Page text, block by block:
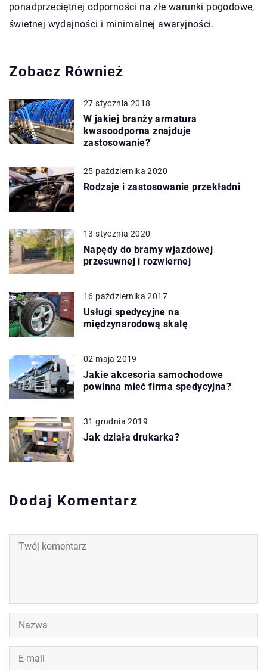
ponadprzeciętnej odporności na złe warunki pogodowe,
świetnej wydajności i minimalnej awaryjności.
Zobacz Również
27 stycznia 2018
W jakiej branży armatura
kwasoodporna znajduje
zastosowanie?
25 października 2020
Rodzaje i zastosowanie przekładni
13 stycznia 2020
Napędy do bramy wjazdowej
przesuwnej i rozwiernej
16 października 2017
Usługi spedycyjne na
międzynarodową skalę
02 maja 2019
Jakie akcesoria samochodowe
powinna mieć firma spedycyjna?
31 grudnia 2019
Jak działa drukarka?
Dodaj Komentarz